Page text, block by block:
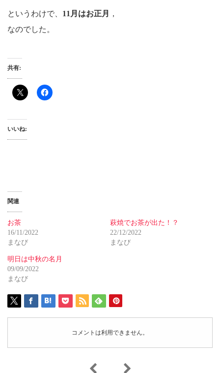
というわけで、 11月はお正月
，
なのでした。
共有:
いいね:
関連
お茶
16/11/2022
まなび
萩焼でお茶が出た！？
22/12/2022
まなび
明日は中秋の名月
09/09/2022
まなび
コメントは利用できません。